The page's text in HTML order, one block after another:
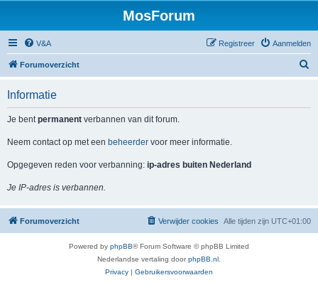
MosForum
V&A Aanmelden
Registreer
Forumoverzicht
Informatie
Je bentpermanent verbannen van dit forum.
Neem contact op met een beheerder voor meer informatie.
Opgegeven reden voor verbanning: ip-adres buiten Nederland
Je IP-adres is verbannen.
Forumoverzicht Alle tijden zijn UTC+01:00
Verwijder cookies
Powered by phpBB® Forum Software © phpBB Limited
Nederlandse vertaling doorphpBB.nl
Privacy | Gebruikersvoorwaarden